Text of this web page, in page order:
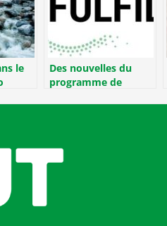
le
Des nouvelles du
programme de